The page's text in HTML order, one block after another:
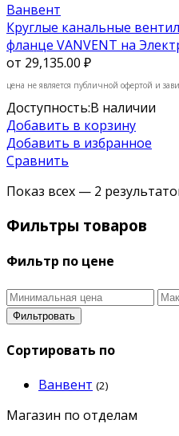
Ванвент
Круглые канальные
фланце VANVENT на
от 29,135.00 ₽
цена не является публичной офертой и
Доступность:В наличии
Добавить в корзину
Добавить в избранное
Сравнить
Показ всех — 2
Фильтры товаров
Фильтр по цене
Фильтровать
Сортировать по
Ванвент (2)
Магазин по отделам